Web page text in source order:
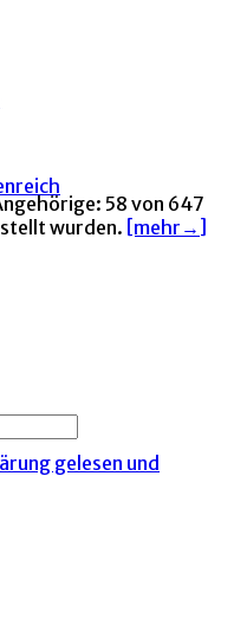
58 von 647
wurden. [mehr→]
gelesen und